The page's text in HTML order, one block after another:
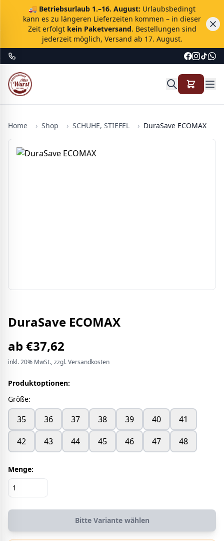
🚚 Betriebsurlaub 1.–16. August: Urlaubsbedingt
kann es zu längeren Lieferzeiten kommen – in dieser
Zeit erfolgt kein Paketversand. Bestellungen sind
jederzeit möglich, Versand ab 17. August.
Home › Shop › SCHUHE, STIEFEL › DuraSave ECOMAX
DuraSave ECOMAX
ab€37,62
inkl.20% MwSt., zzgl. Versandkosten
Produktoptionen:
Größe:
35 36 37 38 39 40
41
42
43 44 45 46 47 48
Menge:
Bitte Variante wählen